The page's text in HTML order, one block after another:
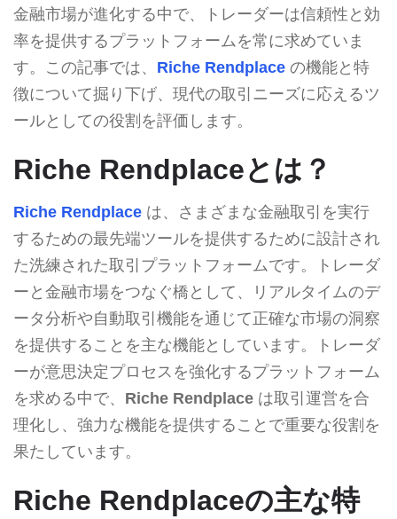
金融市場が進化する中で、トレーダーは信頼性と効
率を提供するプラットフォームを常に求めていま
す。この記事では、 Riche Rendplace の機能と特
徴について掘り下げ、現代の取引ニーズに応えるツ
ールとしての役割を評価します。
Riche Rendplaceとは？
Riche Rendplace は、さまざまな金融取引を実行
するための最先端ツールを提供するために設計され
た洗練された取引プラットフォームです。トレーダ
ーと金融市場をつなぐ橋として、リアルタイムのデ
ータ分析や自動取引機能を通じて正確な市場の洞察
を提供することを主な機能としています。トレーダ
ーが意思決定プロセスを強化するプラットフォーム
を求める中で、 Riche Rendplace は取引運営を合
理化し、強力な機能を提供することで重要な役割を
果たしています。
Riche Rendplaceの主な特